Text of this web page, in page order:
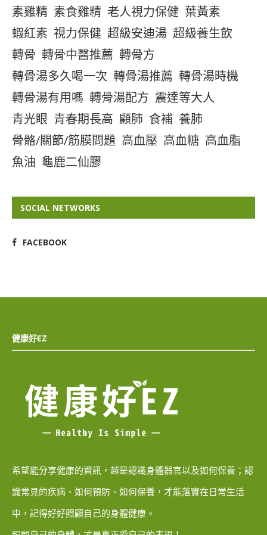
素雞精 素食雞精 老人視力保健 葉黃素
蝦紅素 視力保健 超級安迪湯 超級養生飲
轉骨 轉骨中醫推薦 轉骨方
轉骨湯多久喝一次 轉骨湯推薦 轉骨湯時機
轉骨湯有用嗎 轉骨湯配方 震達等大人
青光眼 青春期長高 顧肺 食補 養肺
骨骼/關節/筋膜問題 高血壓 高血糖 高血脂
魚油 龜鹿二仙膠
SOCIAL NETWORKS
FACEBOOK
健康好EZ
希望能分享健康的資訊，越是認識身體器官以及如何保養；認
識常見的疾病、如何預防、如何保養，才能落實在日常生活
中，記得好好照顧自己的身體健康。